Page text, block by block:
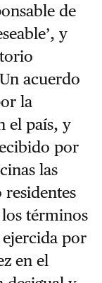
de
y
acuerdo
la
el país, y
por
las
residentes
términos
por
en el